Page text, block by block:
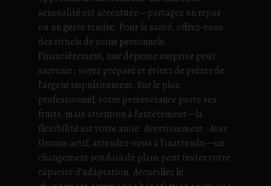
sensualité est accentuée—partagez un repas
ou un geste tendre. Pour la santé, offrez-vous
des rituels de soins personnels.
Financièrement, une dépense surprise peut
survenir ; soyez préparé et évitez de prêter de
l’argent impulsivement. Sur le plan
professionnel, votre persévérance porte ses
fruits, mais attention à l’entêtement—la
flexibilité est votre amie. Avertissement : Avec
Uranus actif, attendez-vous à l’inattendu—un
changement soudain de plans peut tester votre
capacité d’adaptation. Accueillez le